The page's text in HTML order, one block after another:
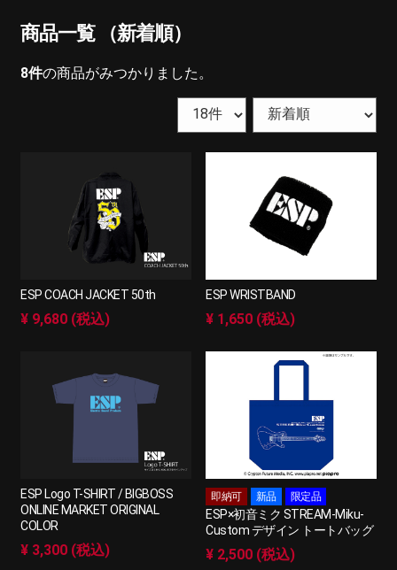
商品一覧 （新着順）
8件の商品がみつかりました。
ESP COACH JACKET 50th
¥ 9,680 (税込)
ESP WRISTBAND
¥ 1,650 (税込)
ESP Logo T-SHIRT / BIGBOSS
ONLINE MARKET ORIGINAL
COLOR
¥ 3,300 (税込)
即納可 新品 限定品
ESP×初音ミク STREAM-Miku-
Custom デザイン トートバッグ
¥ 2,500 (税込)